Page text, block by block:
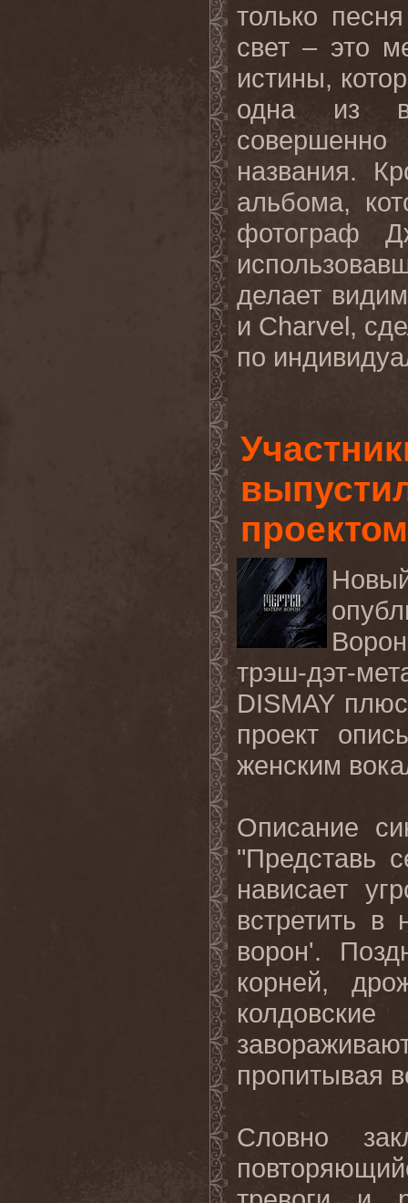
только
свет – это
истины,
одна из
названия.
альбома,
фотограф
делает
и Charvel,
по
трэш-дэт-
DISMAY
проект
женским
Описание
"Представь
нависает
встретить в
ворон'.
корней,
пропитывая
Словно